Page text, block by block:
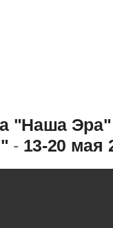
"Наша
- 13-20 мая